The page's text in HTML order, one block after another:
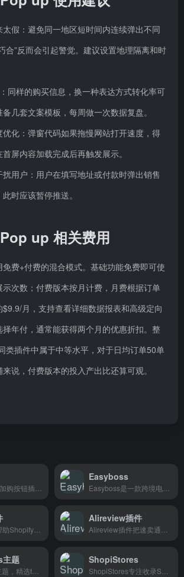
假：避免同一地区短时间内连续弹出不同
合”反而会引起警觉。建议设置地理隔离和时
同样的购买信息，换一种表达方式转化率可
几套文案模板，每周做一次数据复盘。
化：弹窗代码如果拖慢网站打开速度，得
屏内容加载完成后再触发展示。
用户：用户在填写地址或付款时弹出销售
时应该暂停推送。
up 相关费用
费+付费的混合模式。基础功能免费即可使
次数；付费版本按月计费，月费根据订单
月，支持查看详细数据报表和高级定向
年付，通常能获得两个月的优惠折扣。整
类插件中属于中等水平，对于日均订单50单
说，付费版本的投入产出比还算可观。
Easyboss
Alireview插件
题 ShopiStores